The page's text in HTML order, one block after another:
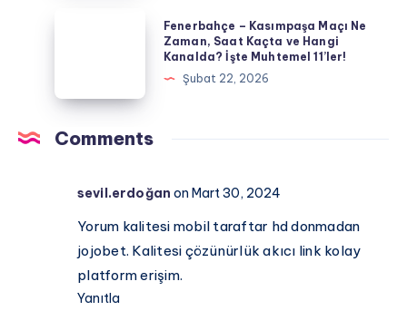
Ne
Zaman,
Hangi
Kanalda?
Muhtemel
Fenerbahçe – Kasımpaşa Maçı Ne
Zaman, Saat Kaçta ve Hangi
Kanalda? İşte Muhtemel 11’ler!
Şubat 22, 2026
Comments
sevil.erdoğan on Mart 30, 2024
Yorum kalitesi mobil taraftar hd donmadan
jojobet. Kalitesi çözünürlük akıcı link kolay
platform erişim.
Yanıtla